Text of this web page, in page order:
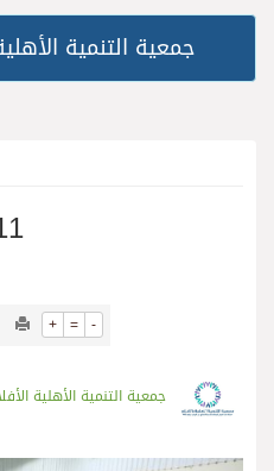
جمعية التنمية
+ = -
جمعية التنمية الأهلية